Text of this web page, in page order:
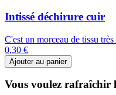
Intissé déchirure cuir
C'est un morceau de tissu
0,30 €
Ajouter au panier
Vous voulez rafraîchir